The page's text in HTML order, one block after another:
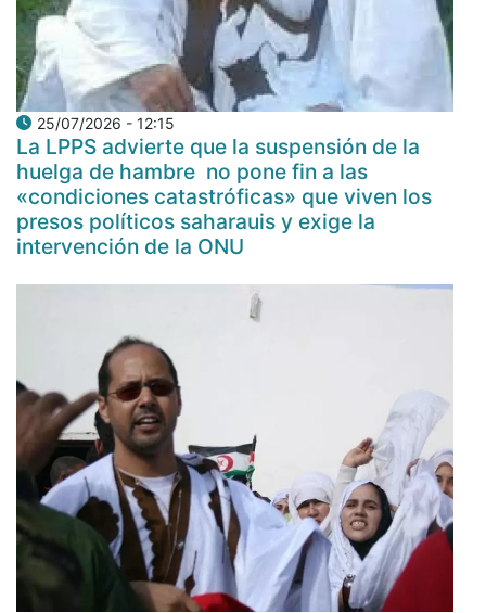
25/07/2026 - 12:15
La LPPS advierte que la suspensión de la
huelga de hambre no pone fin a las
«condiciones catastróficas» que viven los
presos políticos saharauis y exige la
intervención de la ONU